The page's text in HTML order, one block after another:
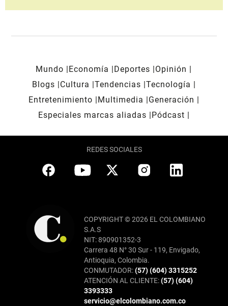
Mundo Economía Deportes
Opinión
Blogs
Cultura Tendencias Tecnología
Entretenimiento
Multimedia
Generación
Especiales marcas aliadas
Pódcast
REDES SOCIALES
COPYRIGHT © 2026 EL COLOMBIANO
S.A.S
NIT: 890901352-3
Carrera 48 N° 30 Sur - 119, Envigado,
Antioquia, Colombia.
CONMUTADOR:(57) (604) 3315252
ATENCIÓN AL CLIENTE:(57) (604)
3393333
servicio@elcolombiano.com.co